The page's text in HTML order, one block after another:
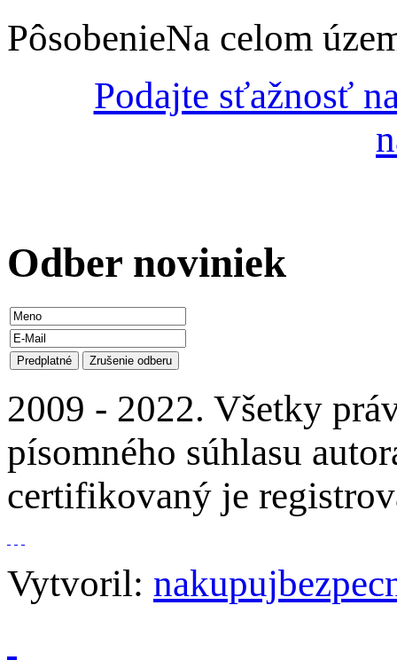
PôsobenieNa celom
Podajte sťažnosť
Odber noviniek
2009 - 2022. Všetky
písomného súhlasu
certifikovaný je
Vytvoril: